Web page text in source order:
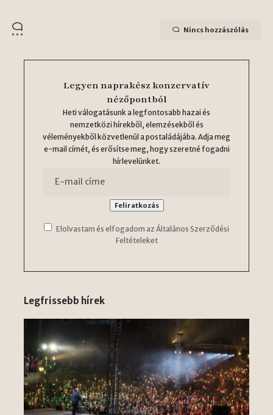
Nincs hozzászólás
Legyen naprakész konzervatív
nézőpontból
Heti válogatásunk a legfontosabb hazai és
nemzetközi hírekből, elemzésekből és
véleményekből közvetlenül a postaládájába. Adja meg
e-mail címét, és erősítse meg, hogy szeretné fogadni
hírlevelünket.
Elolvastam és elfogadom az Általános Szerződési
Feltételeket
Legfrissebb hírek